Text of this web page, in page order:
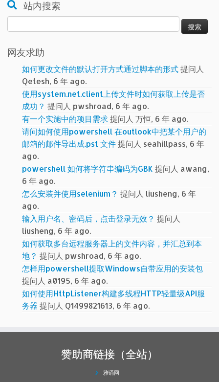
站内搜索
索：
网友求助
如何更改文件的默认打开方式通过脚本的形式提问人
Qetesh, 6 年 ago.
使用system.net.client上传文件时如何获取上传是否
成功？ 提问人 pwshroad, 6 年 ago.
有一个实施中的项目需求提问人 万恒, 6 年 ago.
请问如何使用powershell 在outlook中把某个用户的
邮箱的邮件导出成.pst 文件提问人 seahillpass, 6 年
ago.
powershell 如何将字符串编码为GBK 提问人 awang,
6 年 ago.
怎么安装并使用selenium？ 提问人 liusheng, 6 年
ago.
输入用户名、密码后，点击登录无效？ 提问人
liusheng, 6 年 ago.
如何获取多台远程服务器上的文件内容，并汇总到本
地？ 提问人 pwshroad, 6 年 ago.
怎样用powershell提取Windows自带应用的安装包
提问人 a0195, 6 年 ago.
如何使用HttpListener构建多线程HTTP轻量级API服
务器 提问人 Q1499821613, 6 年 ago.
赞助商链接（全站）
雅诵网